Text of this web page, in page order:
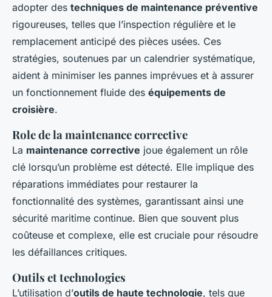
adopter des techniques de maintenance préventive
rigoureuses, telles que l’inspection régulière et le
remplacement anticipé des pièces usées. Ces
stratégies, soutenues par un calendrier systématique,
aident à minimiser les pannes imprévues et à assurer
un fonctionnement fluide des équipements de
croisière.
Role de la maintenance corrective
La maintenance corrective joue également un rôle
clé lorsqu’un problème est détecté. Elle implique des
réparations immédiates pour restaurer la
fonctionnalité des systèmes, garantissant ainsi une
sécurité maritime continue. Bien que souvent plus
coûteuse et complexe, elle est cruciale pour résoudre
les défaillances critiques.
Outils et technologies
L’utilisation d’outils de haute technologie, tels que